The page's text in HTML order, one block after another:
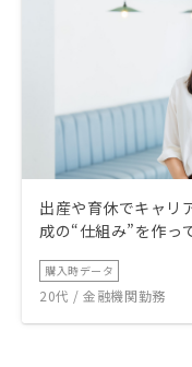
出産や育休でキャリ
成の“仕組み”を作っ
購入時データ
20代 / 金融機関勤務